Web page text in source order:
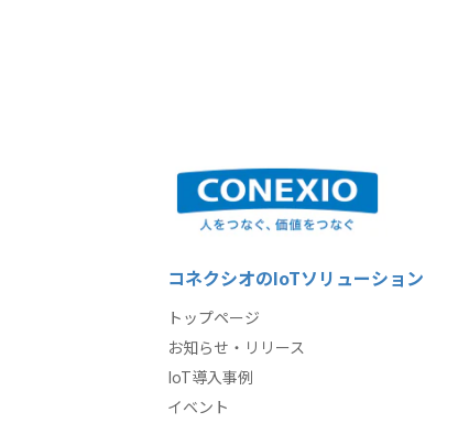
コネクシオのIoTソリューション
トップページ
お知らせ・リリース
IoT導入事例
イベント